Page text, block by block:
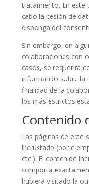
tratamiento. En este
cabo la cesión de
disponga del
Sin embargo, en
colaboraciones con
casos, se requerirá
informando sobre la
finalidad de la
los más estrictos
Contenido
Las páginas de este
incrustado (por
etc.). El contenido
comporta
hubiera visitado la